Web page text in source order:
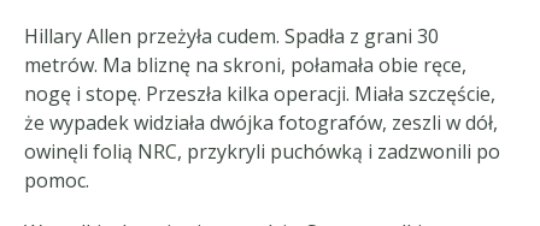
Hillary Allen przeżyła cudem. Spadła z grani 30
metrów. Ma bliznę na skroni, połamała obie ręce,
nogę i stopę. Przeszła kilka operacji. Miała szczęście,
że wypadek widziała dwójka fotografów, zeszli w dół,
owinęli folią NRC, przykryli puchówką i zadzwonili po
pomoc.